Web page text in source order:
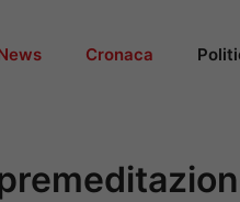
Cronaca